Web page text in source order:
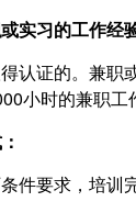
实习的工作经
认证的。兼职
小时的兼职工
件要求，培